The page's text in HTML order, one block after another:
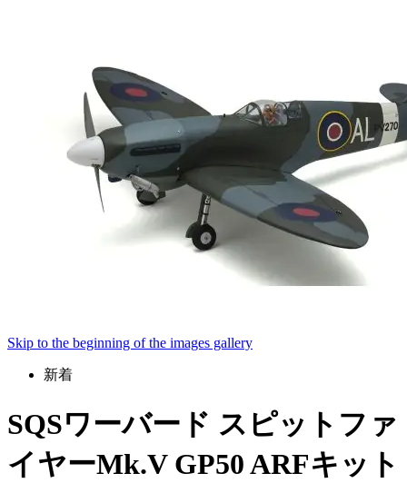
Skip to the beginning of the images gallery
新着
SQSワーバード スピットファ
イヤーMk.V GP50 ARFキット